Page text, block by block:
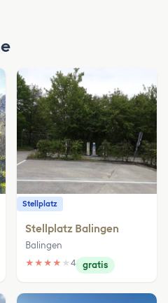
Stellplatz
Stellplatz Balingen
Balingen
★ ★ ★ ★ ★ 4 gratis